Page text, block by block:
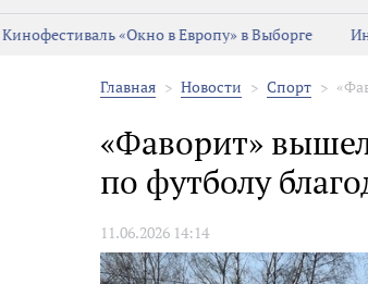
Кинофестиваль «Окно в Европу» в Выборге
Главная Новости Спорт
«Фаворит»
по футболу
11.06.2026 14:14